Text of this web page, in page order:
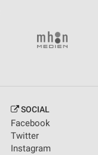
SOCIAL
Facebook
Twitter
Instagram